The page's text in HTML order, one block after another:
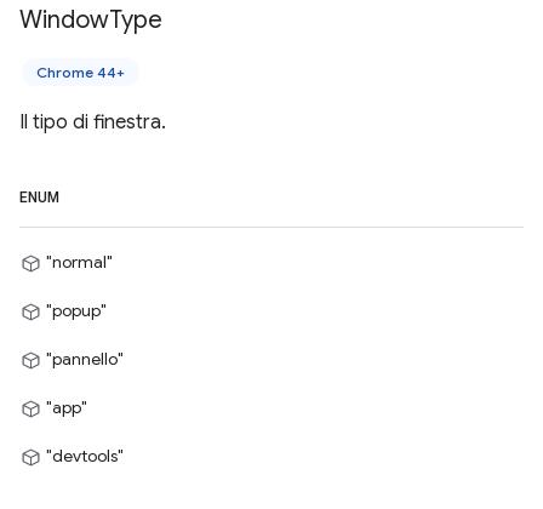
WindowType
Chrome 44+
Il tipo di finestra.
ENUM
"normal"
"popup"
"pannello"
"app"
"devtools"